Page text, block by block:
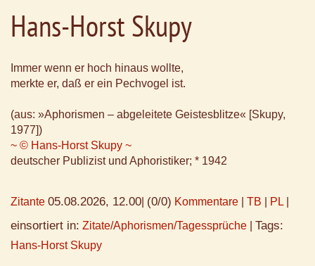
Hans-Horst Skupy
Immer wenn er hoch hinaus wollte,
merkte er, daß er ein Pechvogel ist.
(aus: »Aphorismen – abgeleitete Geistesblitze« [Skupy,
1977])
~ © Hans-Horst Skupy ~
deutscher Publizist und Aphoristiker; * 1942
Zitante 05.08.2026, 12.00 (0/0) Kommentare TB PL
einsortiert in: Zitate/Aphorismen/Tagessprüche Tags:
Hans-Horst Skupy